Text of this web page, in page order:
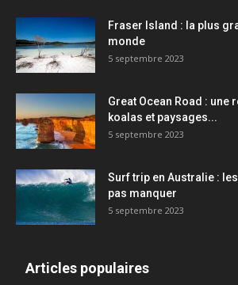
Fraser Island : la plus
monde
5 septembre 2023
Great Ocean Road : une
koalas et paysages...
5 septembre 2023
Surf trip en Australie :
pas manquer
5 septembre 2023
Articles populaires